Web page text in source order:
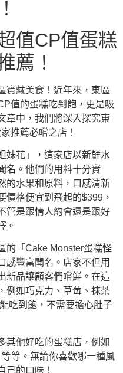
值CP值蛋糕
薦！
寶藏美食！近年來，東區
值的蛋糕吃到飽，更是吸
章中，我們將深入探究東
推薦必嚐之店！
妹花」，這家店以新鮮水
名。他們的用料十分實
的水果和原料，口感清新
價格便宜到飛起的$399，
管是跟情人約會還是跟好
。
的「Cake Monster蛋糕怪
感豐富聞名。店家不但用
新品讓顧客們嚐鮮。在這
例如巧克力、草莓、抹茶
吃到飽，不需要擔心肚子
其他好吃的蛋糕店，例如
等等。無論你喜歡哪一種風
己的口味！